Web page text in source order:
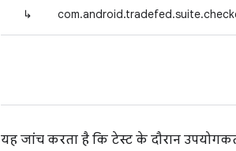
↳
यह जांच करता है कि टेस्ट के दौरान